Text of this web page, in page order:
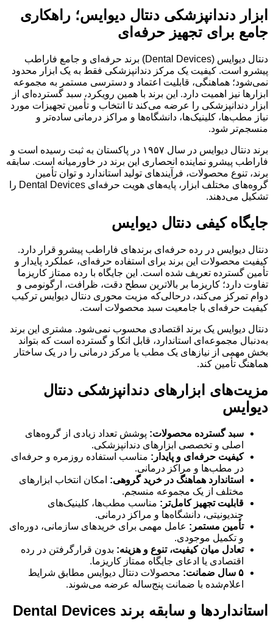
ابزار دندانپزشکی دنتال دیوایس؛ راهکاری
جامع برای تجهیز حرفه‌ای
دنتال دیوایس (Dental Devices) برند حرفه‌ای و جامع فاراطب
پیشرو است. کیفیت یک مرکز دندانپزشکی فقط به یک ابزار محدود
نمی‌شود؛ هماهنگی، قابلیت اعتماد و دسترسی مستمر به مجموعه
ابزارها نیز اهمیت دارد. این برند با همین رویکرد، سبد گسترده‌ای از
ابزار دندانپزشکی را عرضه می‌کند تا انتخاب و تأمین تجهیزات مورد
نیاز مطب‌ها، کلینیک‌ها، دانشگاه‌ها و مراکز درمانی ساده‌تر و
منسجم‌تر شود.
برند دنتال دیوایس در سال ۱۹۵۷ در پاکستان به ثبت رسیده است و
فاراطب پیشرو نماینده انحصاری این برند در خاورمیانه است. سابقه
برند، تنوع محصولات، فرآیندهای تولید استاندارد و توان تأمین
گروه‌های مختلف ابزار، پایه‌های هویت حرفه‌ای Dental Devices را
تشکیل می‌دهند.
جایگاه کیفی دنتال دیوایس
دنتال دیوایس در رده حرفه‌ای برندهای فاراطب پیشرو قرار دارد.
کیفیت محصولات این برند برای استفاده حرفه‌ای، عملکرد پایدار و
تأمین گسترده تعریف شده است. این جایگاه با رده ممتاز کاریزما
تفاوت دارد؛ کاریزما بر بالاترین سطح دقت، ظرافت، ارگونومی و
دوام تمرکز می‌کند، درحالی‌که مزیت محوری دنتال دیوایس ترکیب
کیفیت حرفه‌ای با جامعیت سبد محصولات است.
دنتال دیوایس یک برند اقتصادی محسوب نمی‌شود. مشتری این برند
به‌دنبال مجموعه‌ای استاندارد، قابل اتکا و گسترده است که بتواند
بخش مهمی از نیازهای یک مطب یا مرکز درمانی را در یک ساختار
هماهنگ تأمین کند.
مزیت‌های ابزارهای دندانپزشکی دنتال
دیوایس
سبد گسترده محصولات: پوشش تعداد زیادی از گروه‌های
اصلی و تخصصی ابزارهای دندانپزشکی.
کیفیت حرفه‌ای و پایدار: مناسب استفاده روزمره و حرفه‌ای
در مطب‌ها و مراکز درمانی.
استاندارد هماهنگ در خرید گروهی: امکان انتخاب ابزارهای
مختلف از یک مجموعه منسجم.
قابلیت تجهیز کامل‌تر: مناسب مطب‌ها، کلینیک‌های
چندیونیتی، دانشگاه‌ها و مراکز درمانی.
تأمین مستمر: عامل مهمی برای خریدهای سازمانی، دوره‌ای
و تکمیل موجودی.
تعادل میان کیفیت، تنوع و هزینه: بدون قرارگرفتن در رده
اقتصادی یا ادعای جایگاه ممتاز کاریزما.
۵ سال ضمانت:
محصولات دنتال دیوایس مطابق شرایط
اعلام‌شده با ضمانت پنج‌ساله عرضه می‌شوند.
استانداردها و سابقه برند Dental Devices